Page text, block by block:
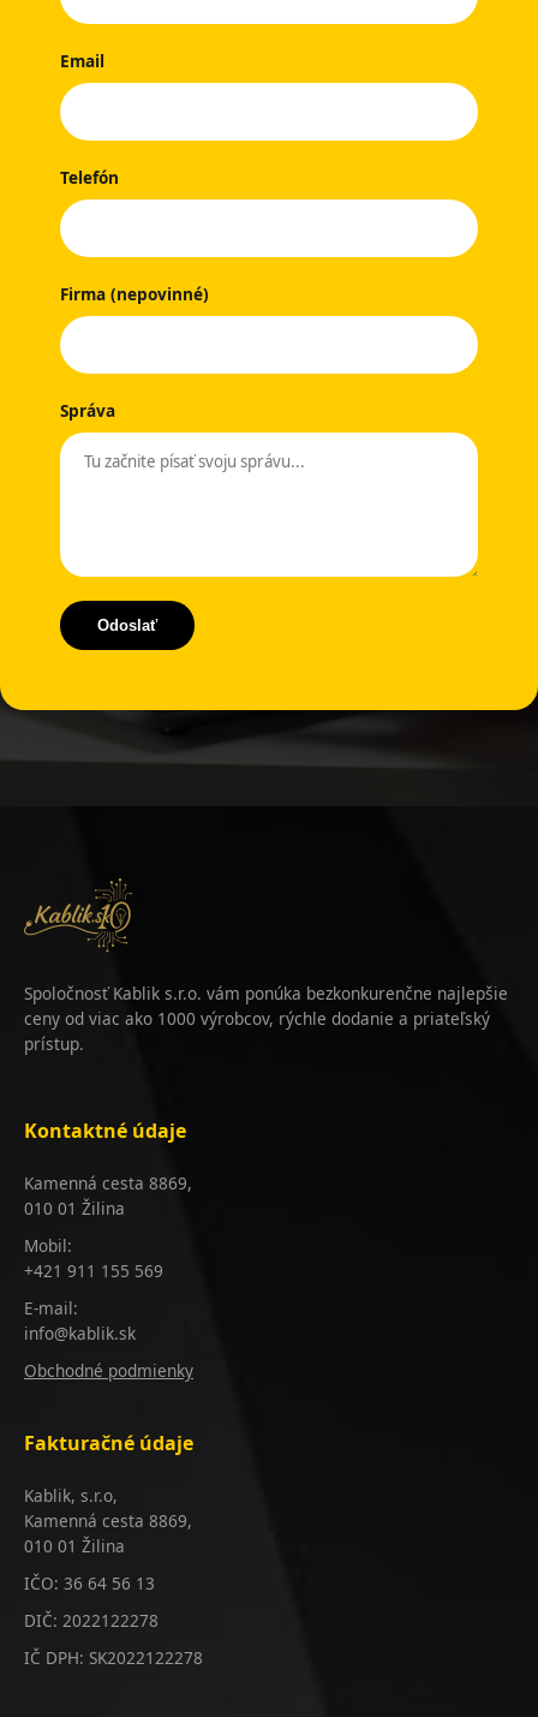
Email
Telefón
Firma (nepovinné)
Správa
Odoslať
Spoločnosť Kablik s.r.o. vám ponúka bezkonkurenčne najlepšie
ceny od viac ako 1000 výrobcov, rýchle dodanie a priateľský
prístup.
Kontaktné údaje
Kamenná cesta 8869,
010 01 Žilina
Mobil:
+421 911 155 569
E-mail:
info@kablik.sk
Obchodné podmienky
Fakturačné údaje
Kablik, s.r.o,
Kamenná cesta 8869,
010 01 Žilina
IČO: 36 64 56 13
DIČ: 2022122278
IČ DPH: SK2022122278